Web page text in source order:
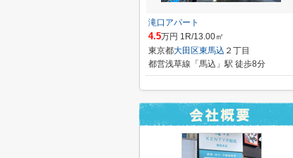
滝口アパート
4.5万円 1R/13.00㎡
東京都大田区東馬込 ２丁目
都営浅草線「馬込」駅 徒歩8分